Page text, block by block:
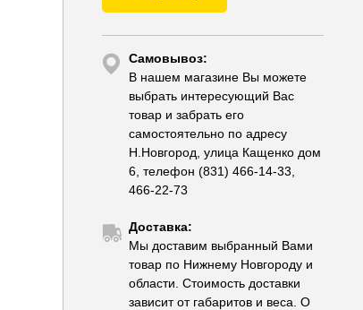
Самовывоз:
В нашем магазине Вы можете
выбрать интересующий Вас
товар и забрать его
самостоятельно по адресу
Н.Новгород, улица Кащенко дом
6, телефон (831) 466-14-33,
466-22-73
Доставка:
Мы доставим выбранный Вами
товар по Нижнему Новгороду и
области. Стоимость доставки
зависит от габаритов и веса. О